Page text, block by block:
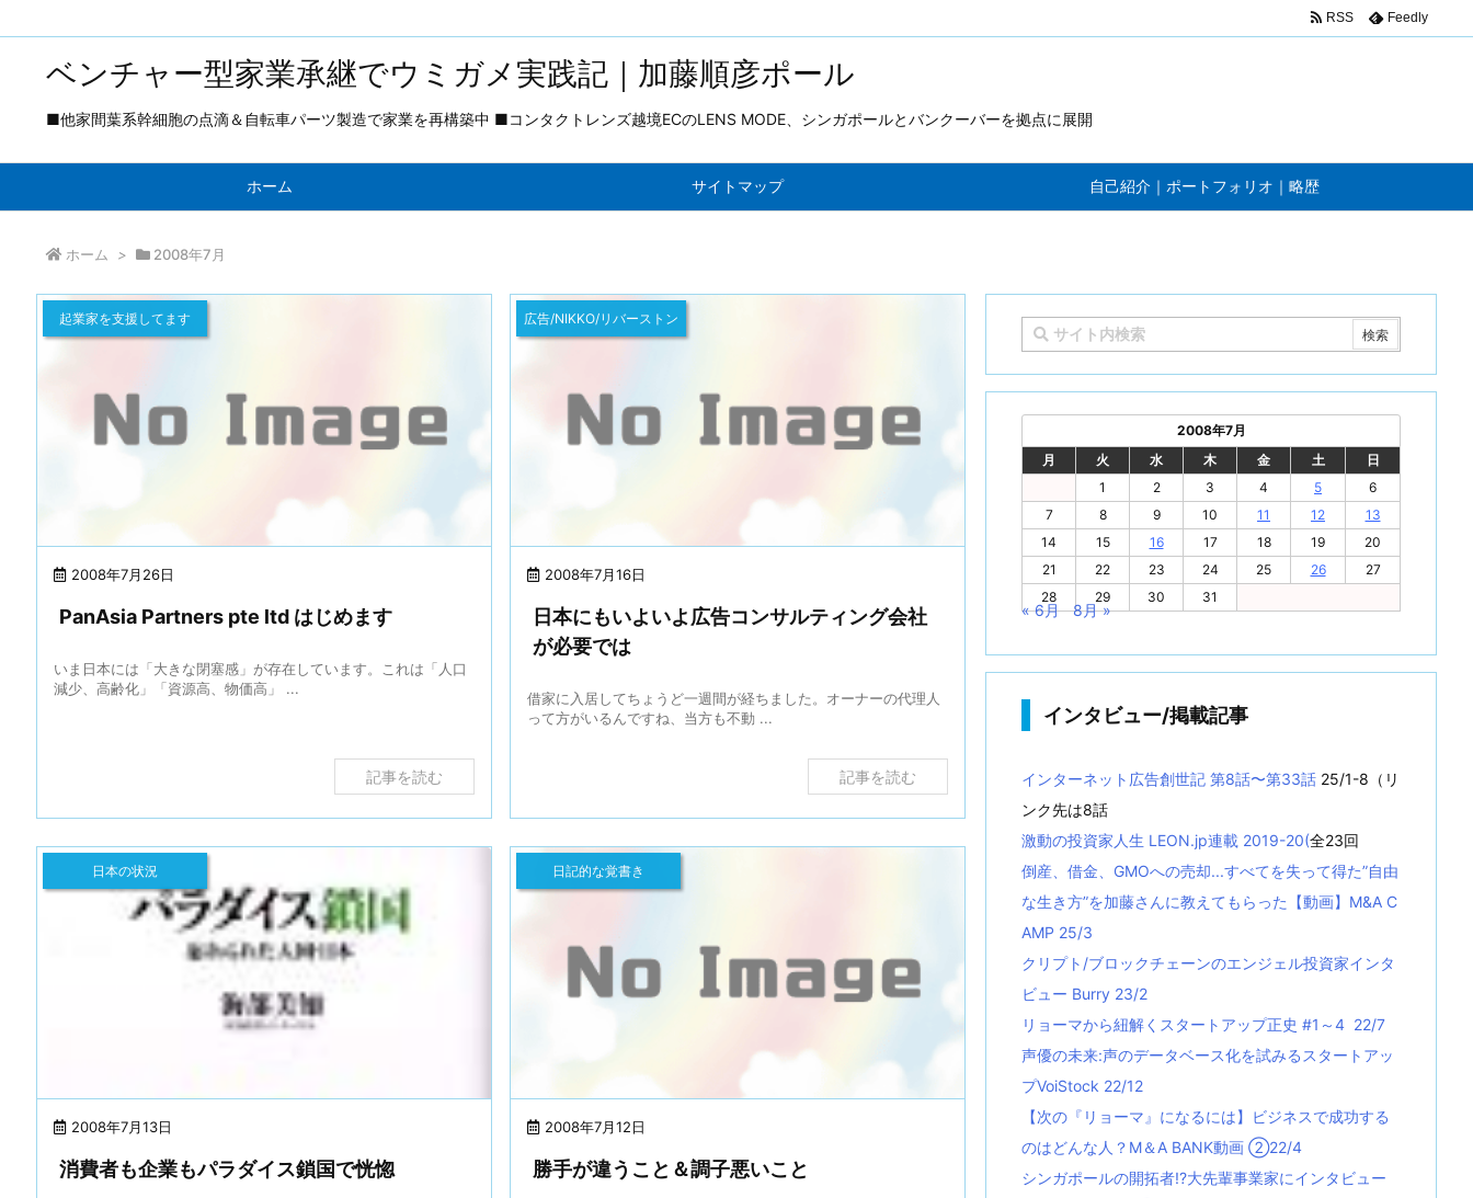
ベンチャー型家業承継でウミガメ実践記｜加藤順彦ポール
■他家間葉系幹細胞の点滴＆自転車パーツ製造で家業を再構築中 ■コンタクトレンズ越境ECのLENS MODE、シンガポールとバンクーバーを拠点に展開
ホーム サイトマップ 自己紹介｜ポートフォリオ｜略歴
RSS Feedly
ホーム > 2008年7月
2008年7月26日
起業家を支援してます
PanAsia Partners pte ltd はじめます
いま日本には「大きな閉塞感」が存在しています。これは「人口
減少、高齢化」「資源高、物価高」 ...
記事を読む
2008年7月16日
広告/NIKKO/リバーストン
日本にもいよいよ広告コンサルティング会社
が必要では
借家に入居してちょうど一週間が経ちました。オーナーの代理人
って方がいるんですね、当方も不動 ...
記事を読む
2008年7月13日
日本の状況
消費者も企業もパラダイス鎖国で恍惚
2008年7月12日
日記的な覚書き
勝手が違うこと＆調子悪いこと
2008年7月
月
火 水 木 金 土
日
1
2 3 4 5
6
7
8 9 10 11 12
13
14
15 16 17 18 19
20
21
22 23 24 25 26
27
28
29 30 31
« 6月 8月 »
インタビュー/掲載記事
インターネット広告創世記 第8話〜第33話 25/1-8（リ
ンク先は8話
激動の投資家人生 LEON.jp連載 2019-20(全23回
倒産、借金、GMOへの売却...すべてを失って得た”自由
な生き方”を加藤さんに教えてもらった【動画】M&A C
AMP 25/3
クリプト/ブロックチェーンのエンジェル投資家インタ
ビュー Burry 23/2
リョーマから紐解くスタートアップ正史 #1～4 22/7
声優の未来:声のデータベース化を試みるスタートアッ
プVoiStock 22/12
【次の『リョーマ』になるには】ビジネスで成功する
のはどんな人？M＆A BANK動画 ②22/4
シンガポールの開拓者!?大先輩事業家にインタビュー